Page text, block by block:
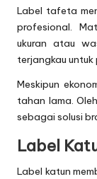
Label tafeta
profesional.
ukuran atau
terjangkau untuk
Meskipun
tahan lama.
sebagai solusi
Label
Label katun